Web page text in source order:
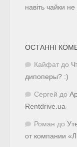
навіть чайки
ОСТАННІ
Кайфат до
дипоперы? :)
Сергей до
Rentdrive.ua
Роман до
от компании